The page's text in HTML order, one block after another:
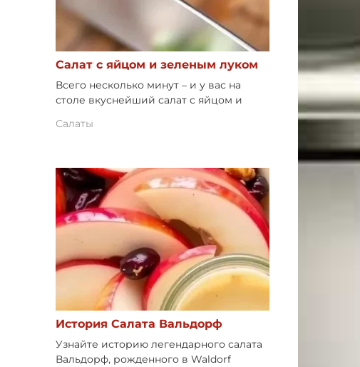
Салат с яйцом и зеленым луком
Всего несколько минут – и у вас на
столе вкуснейший салат с яйцом и
Салаты
История Салата Вальдорф
Узнайте историю легендарного салата
Вальдорф, рожденного в Waldorf